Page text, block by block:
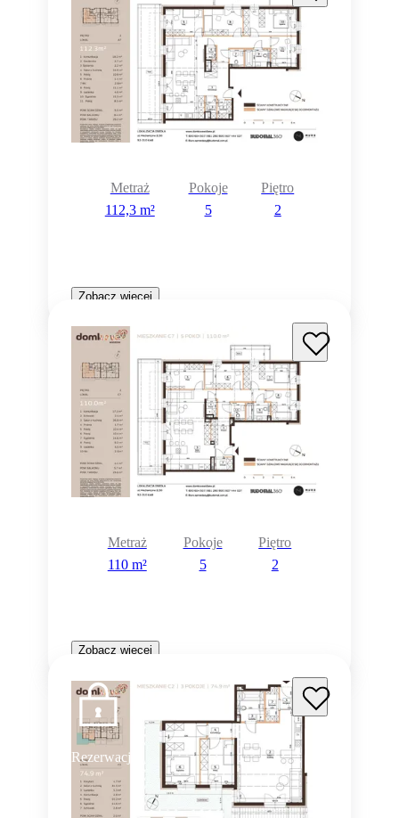
Metraż
112,3 m²
Pokoje
5
Piętro
2
Zobacz więcej
Metraż
110 m²
Pokoje
5
Piętro
2
Zobacz więcej
Rezerwacja